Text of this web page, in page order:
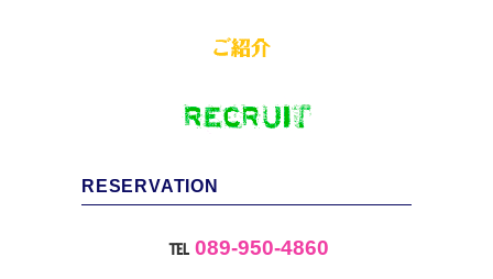
RESERVATION
℡ 089-950-4860